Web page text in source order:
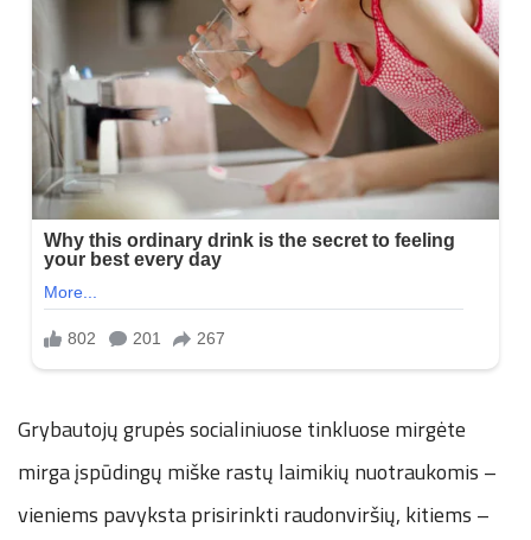
Grybautojų grupės socialiniuose tinkluose mirgėte
mirga įspūdingų miške rastų laimikių nuotraukomis –
vieniems pavyksta prisirinkti raudonviršių, kitiems –